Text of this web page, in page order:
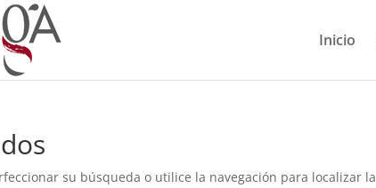
Inicio
su búsqueda o utilice la navegación para localizar la